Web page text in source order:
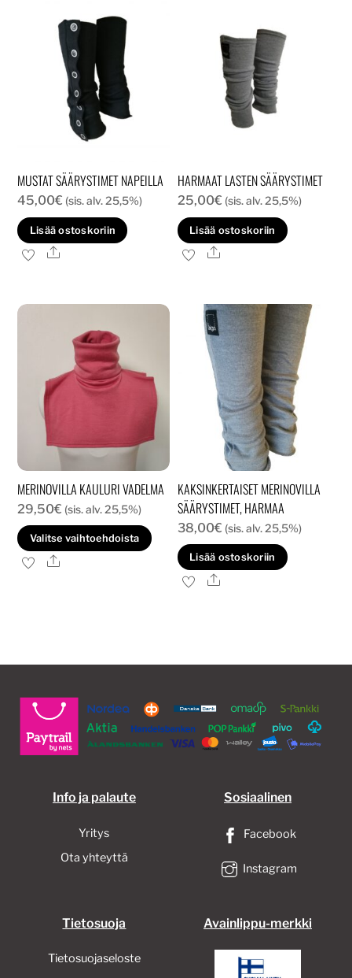
MUSTAT SÄÄRYSTIMET NAPEILLA
45,00€ (sis. alv. 25,5%)
Lisää ostoskoriin
Ale
HARMAAT LASTEN SÄÄRYSTIMET
25,00€ (sis. alv. 25,5%)
Lisää ostoskoriin
Ale
MERINOVILLA KAULURI VADELMA
29,50€ (sis. alv. 25,5%)
Valitse vaihtoehdoista
Tällä
tuotteella
tehdä
tuotteen
sivulla.
Ale
KAKSINKERTAISET MERINOVILLA
SÄÄRYSTIMET, HARMAA
38,00€ (sis. alv. 25,5%)
Lisää ostoskoriin
Ale
Info ja palaute
Yritys
Ota yhteyttä
Sosiaalinen
Facebook
Instagram
Tietosuoja
Tietosuojaseloste
Avainlippu-merkki